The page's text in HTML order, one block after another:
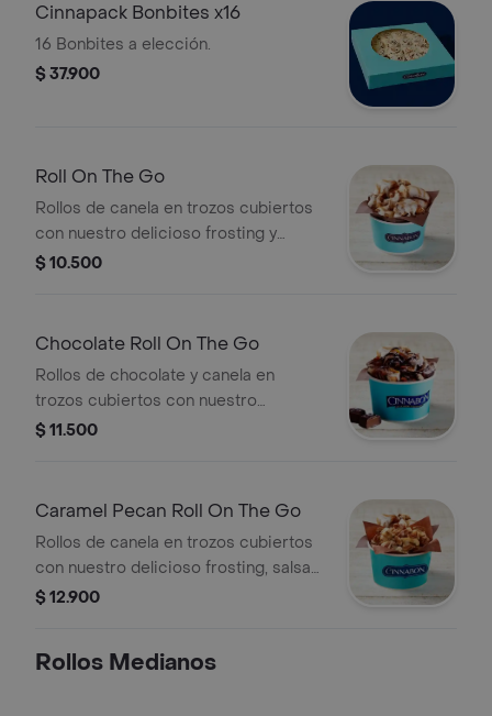
Cinnapack Bonbites x16
16 Bonbites a elección.
$ 37.900
Roll On The Go
Rollos de canela en trozos cubiertos
con nuestro delicioso frosting y
topping de caramelo. Recuerda
$ 10.500
Chocolate Roll On The Go
Rollos de chocolate y canela en
trozos cubiertos con nuestro
delicioso frosting y salsa de
$ 11.500
Caramel Pecan Roll On The Go
Rollos de canela en trozos cubiertos
con nuestro delicioso frosting, salsa
de caramelo y pecanas.
$ 12.900
Rollos Medianos